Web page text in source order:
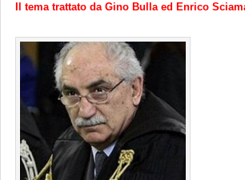
Il tema trattato da Gino Bulla ed Enrico